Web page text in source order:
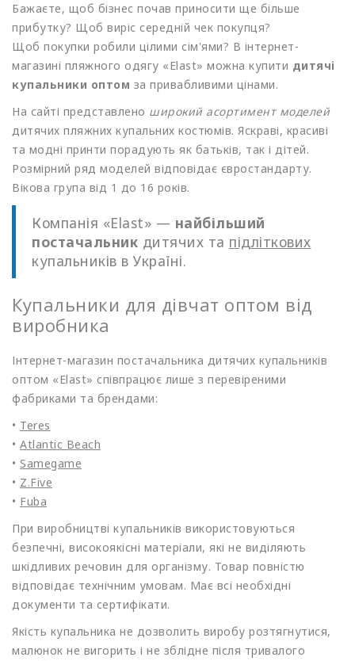
Бажаєте, щоб бізнес почав приносити ще більше
прибутку? Щоб виріс середній чек покупця?
Щоб покупки робили цілими сім'ями? В інтернет-
магазині пляжного одягу «Elast» можна купити дитячі
купальники оптом за привабливими цінами.
На сайті представлено широкий асортимент моделей
дитячих пляжних купальних костюмів. Яскраві, красиві
та модні принти порадують як батьків, так і дітей.
Розмірний ряд моделей відповідає євростандарту.
Вікова група від 1 до 16 років.
Компанія «Elast» — найбільший
постачальник дитячих та підліткових
купальників в Україні.
Купальники для дівчат оптом від
виробника
Інтернет-магазин постачальника дитячих купальників
оптом «Elast» співпрацює лише з перевіреними
фабриками та брендами:
• Teres
• Atlantic Beach
• Samegame
• Z.Five
• Fuba
При виробництві купальників використовуються
безпечні, високоякісні матеріали, які не виділяють
шкідливих речовин для організму. Товар повністю
відповідає технічним умовам. Має всі необхідні
документи та сертифікати.
Якість купальника не дозволить виробу розтягнутися,
малюнок не вигорить і не зблідне після тривалого